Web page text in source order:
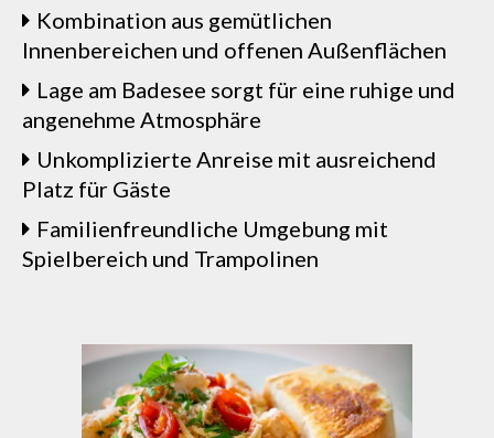
Kombination aus gemütlichen
Innenbereichen und offenen Außenflächen
Lage am Badesee sorgt für eine ruhige und
angenehme Atmosphäre
Unkomplizierte Anreise mit ausreichend
Platz für Gäste
Familienfreundliche Umgebung mit
Spielbereich und Trampolinen